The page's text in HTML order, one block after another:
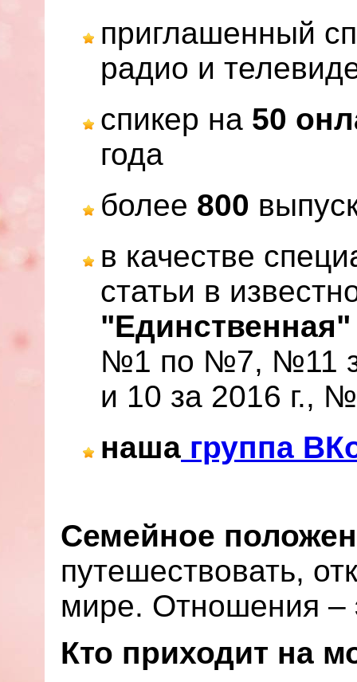
приглашенный
радио и
спикер на 50
года
более 800
в качестве
статьи в
"Единственная"
№1 по №7, №11
и 10 за 2016 г.,
наша группа
Семейное
путешествовать,
мире. Отношения –
Кто приходит на